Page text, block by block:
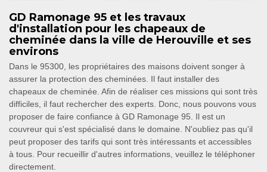
GD Ramonage 95 et les travaux
d'installation pour les chapeaux de
cheminée dans la ville de Herouville et ses
environs
Dans le 95300, les propriétaires des maisons doivent songer à
assurer la protection des cheminées. Il faut installer des
chapeaux de cheminée. Afin de réaliser ces missions qui sont très
difficiles, il faut rechercher des experts. Donc, nous pouvons vous
proposer de faire confiance à GD Ramonage 95. Il est un
couvreur qui s'est spécialisé dans le domaine. N'oubliez pas qu'il
peut proposer des tarifs qui sont très intéressants et accessibles
à tous. Pour recueillir d'autres informations, veuillez le téléphoner
directement.